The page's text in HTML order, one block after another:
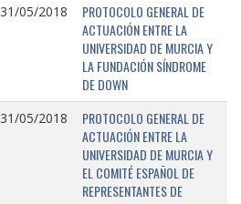
31/05/2018
PROTOCOLO GENERAL DE
ACTUACIÓN ENTRE LA
UNIVERSIDAD DE MURCIA Y
LA FUNDACIÓN SÍNDROME
DE DOWN
31/05/2018
PROTOCOLO GENERAL DE
ACTUACIÓN ENTRE LA
UNIVERSIDAD DE MURCIA Y
EL COMITÉ ESPAÑOL DE
REPRESENTANTES DE